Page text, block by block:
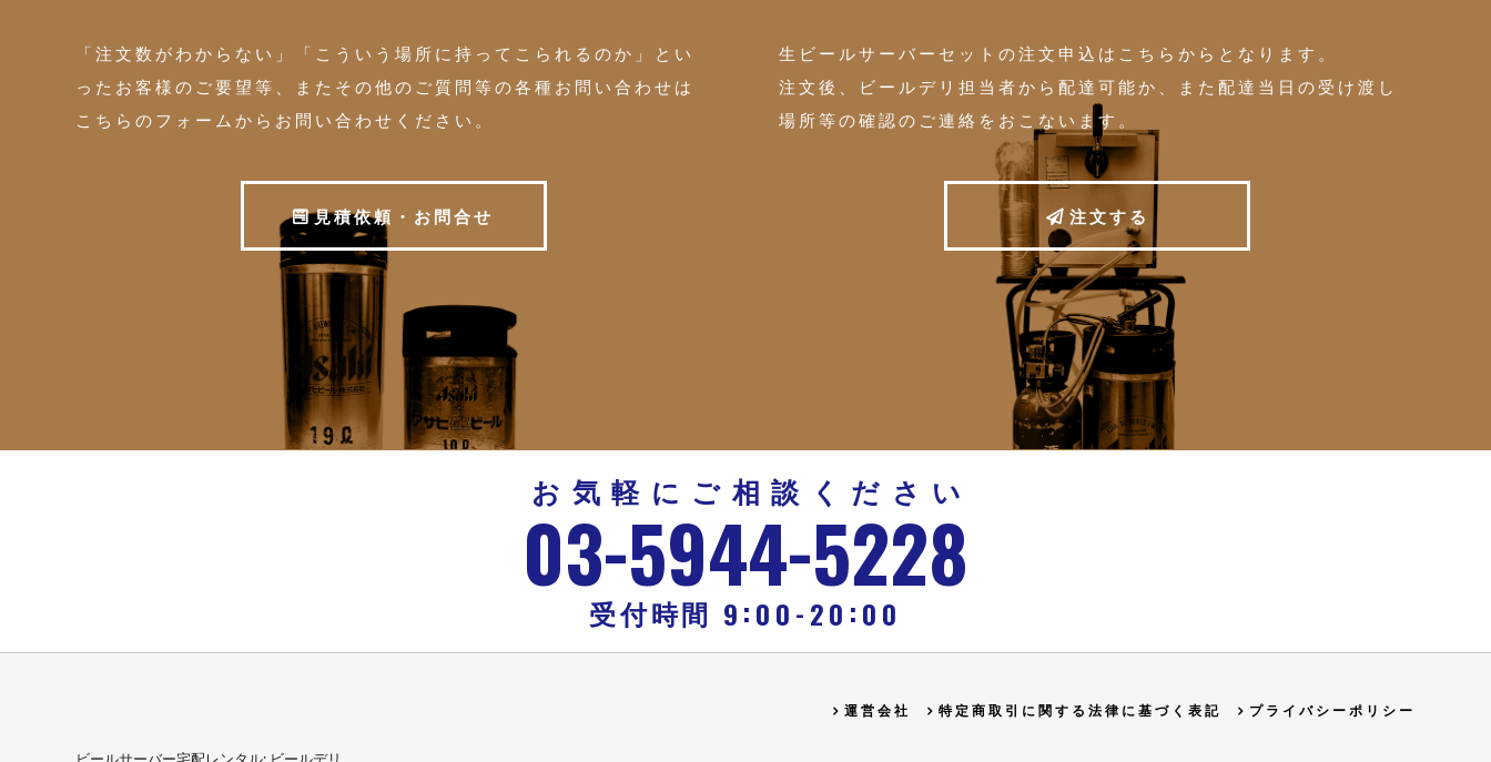
「注文数がわからない」「こういう場所に持ってこられるのか」とい
ったお客様のご要望等、またその他のご質問等の各種お問い合わせは
こちらのフォームからお問い合わせください。
見積依頼 ・ お 問合せ
生ビールサーバーセットの注文申込はこちらからとなります。
注文後、ビールデリ担当者から配達可能か、また配達当日の受け渡し
場所等の確認のご連絡をおこないます。
注文す る
お気軽にご相談ください
03-5944-5228
受付時間 9:00-20 :00
運営会社 特定商取引に関する法律に基づく表記 プライバシーポリシー